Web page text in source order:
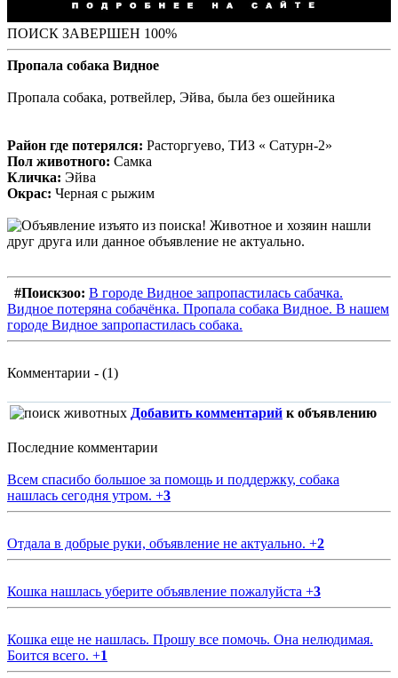
ПОИСК ЗАВЕРШЕН 100%
Пропала собака Видное
Пропала собака, ротвейлер, Эйва, была без ошейника
Район где потерялся: Расторгуево, ТИЗ « Сатурн-2»
Пол животного: Самка
Кличка: Эйва
Окрас: Черная с рыжим
#Поискзоо: В городе Видное запропастилась сабачка.
Видное потеряна собачёнка. Пропала собака Видное. В нашем
городе Видное запропастилась собака.
Комментарии - (1)
Добавить комментарий к объявлению
Последние комментарии
Всем спасибо большое за помощь и поддержку, собака
нашлась сегодня утром. +3
Отдала в добрые руки, объявление не актуально. +2
Кошка нашлась уберите объявление пожалуйста +3
Кошка еще не нашлась. Прошу все помочь. Она нелюдимая.
Боится всего. +1